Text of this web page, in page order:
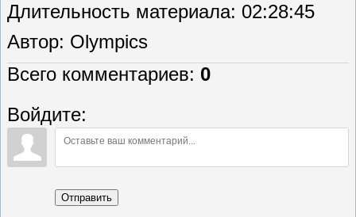
Длительность материала: 02:28:45
Автор: Olympics
Всего комментариев: 0
Войдите:
Отправить